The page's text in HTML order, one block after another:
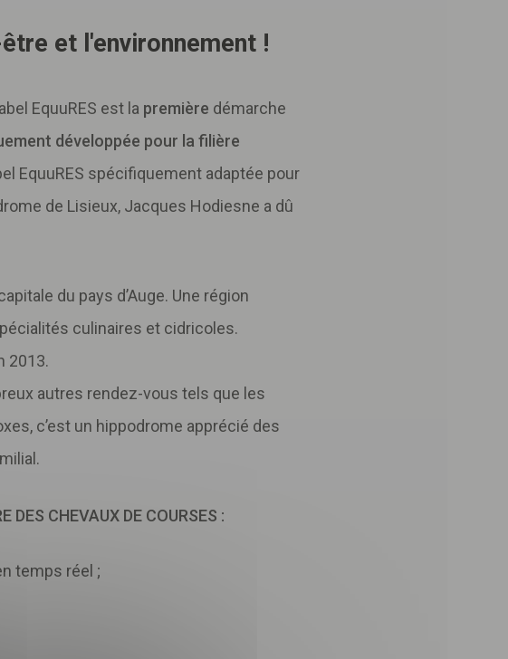
et l'environnement !
EquuRES est la première démarche
développée pour la filière
EquuRES spécifiquement adaptée pour
de Lisieux, Jacques Hodiesne a dû
du pays d’Auge. Une région
culinaires et cidricoles.
2013.
autres rendez-vous tels que les
c’est un hippodrome apprécié des
DES CHEVAUX DE COURSES :
temps réel ;